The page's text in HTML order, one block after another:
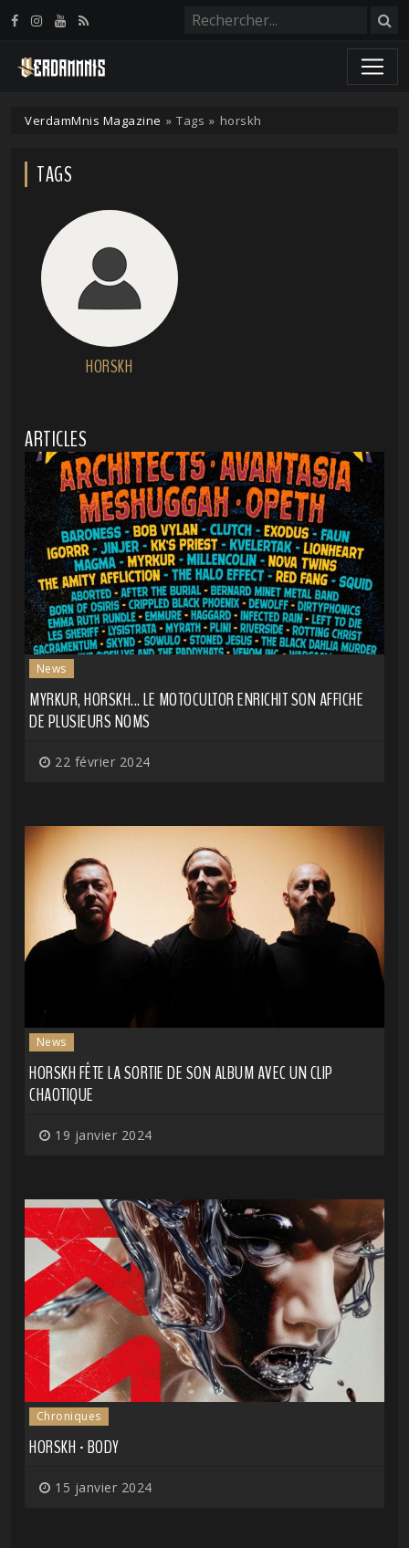
VerdamMnis Magazine » Tags » horskh
TAGS
HORSKH
ARTICLES
News
MYRKUR, HORSKH... LE MOTOCULTOR ENRICHIT SON AFFICHE
DE PLUSIEURS NOMS
22 février 2024
News
HORSKH FÊTE LA SORTIE DE SON ALBUM AVEC UN CLIP
CHAOTIQUE
19 janvier 2024
Chroniques
HORSKH - BODY
15 janvier 2024
Panneau de gestion des cookies